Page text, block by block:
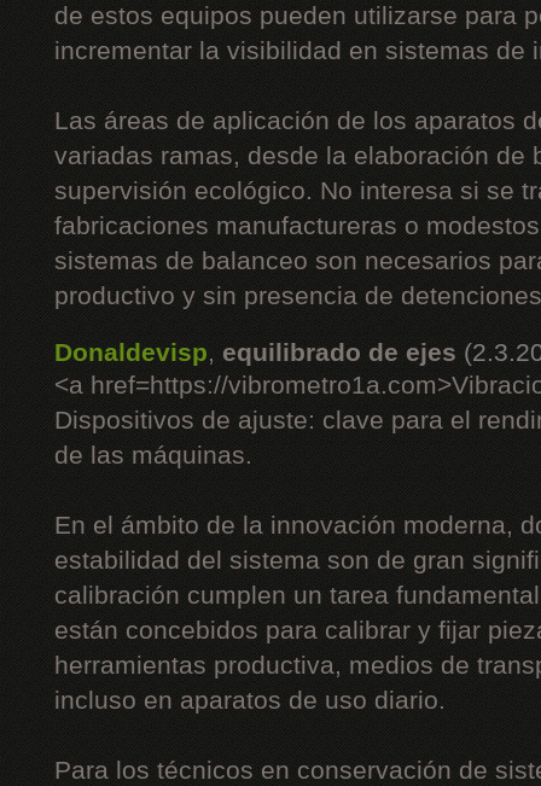
de estos equipos pueden utilizarse para
incrementar la visibilidad en sistemas de
Las áreas de aplicación de los aparatos
variadas ramas, desde la elaboración de
supervisión ecológico. No interesa si se
fabricaciones manufactureras o
sistemas de balanceo son necesarios
productivo y sin presencia de
Donaldevisp, equilibrado de ejes
<a href=https://
Dispositivos de ajuste: clave para el
de las máquinas.
En el ámbito de la innovación moderna,
estabilidad del sistema son de gran
calibración cumplen un tarea
están concebidos para calibrar y fijar
herramientas productiva, medios de
incluso en aparatos de uso diario.
Para los técnicos en conservación de